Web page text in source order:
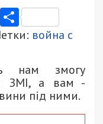
Email
война с
нам змогу
ЗМІ, а вам -
під ними.